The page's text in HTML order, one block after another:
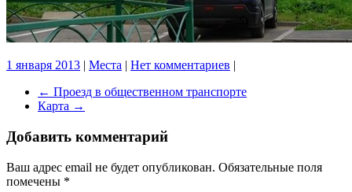
1 января 2013 | Места | Нет комментариев |
← Проезд в общественном транспорте
Карта →
Добавить комментарий
Ваш адрес email не будет опубликован. Обязательные поля
помечены *